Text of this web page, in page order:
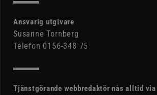
Ansvarig utgivare
Susanne Tornberg
Telefon 0156-348 75
Tjänstgörande webbredaktör nås alltid